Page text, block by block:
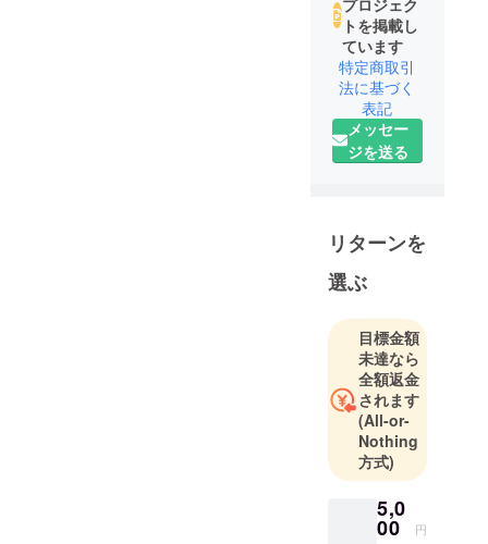
プロジェク
トを掲載し
ています
特定商取引
法に基づく
表記
メッセー
ジを送る
リターンを
選ぶ
目標金額
未達なら
全額返金
されます
(All-or-
Nothing
方式)
5,0
00 円